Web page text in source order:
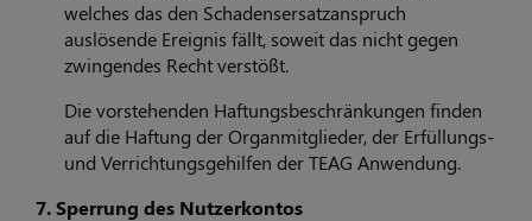
welches das den Schadensersatzanspruch
auslösende Ereignis fällt, soweit das nicht gegen
zwingendes Recht verstößt.
Die vorstehenden Haftungsbeschränkungen finden
auf die Haftung der Organmitglieder, der Erfüllungs-
und Verrichtungsgehilfen der TEAG Anwendung.
7. Sperrung des Nutzerkontos